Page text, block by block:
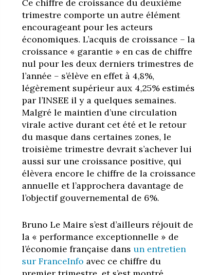
Ce chiffre de croissance du deuxième
trimestre comporte un autre élément
encourageant pour les acteurs
économiques. L’acquis de croissance – la
croissance « garantie » en cas de chiffre
nul pour les deux derniers trimestres de
l’année – s’élève en effet à 4,8%,
légèrement supérieur aux 4,25% estimés
par l’INSEE il y a quelques semaines.
Malgré le maintien d’une circulation
virale active durant cet été et le retour
du masque dans certaines zones, le
troisième trimestre devrait s’achever lui
aussi sur une croissance positive, qui
élèvera encore le chiffre de la croissance
annuelle et l’approchera davantage de
l’objectif gouvernemental de 6%.
Bruno Le Maire s’est d’ailleurs réjouit de
la « performance exceptionnelle » de
l’économie française dans un entretien
sur FranceInfo avec ce chiffre du